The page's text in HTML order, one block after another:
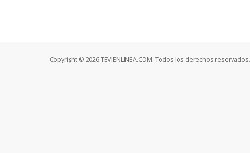
Copyright © 2026 TEVIENLINEA.COM. Todos los derechos reservados.